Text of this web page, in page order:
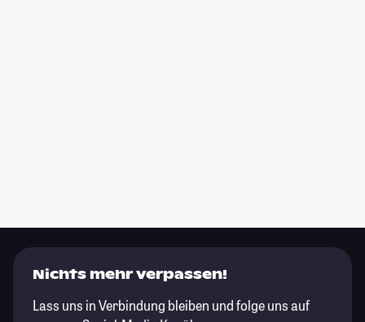
Nichts mehr verpassen!
Lass uns in Verbindung bleiben und folge uns auf